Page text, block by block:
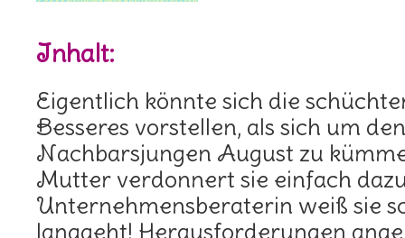
Inhalt:
Eigentlich könnte sich die
Besseres vorstellen, als sich um
Nachbarsjungen August zu
Mutter verdonnert sie einfach
Unternehmensberaterin weiß sie
langgeht! Herausforderungen